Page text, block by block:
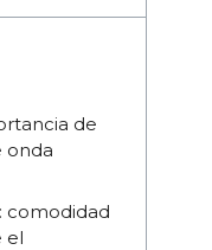
de
onda
comodidad
el